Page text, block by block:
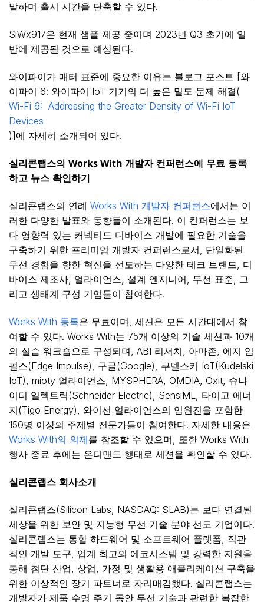
발하며 출시 시간을 단축할 수 있다.
SiWx917은 현재 샘플 제공 중이며 2023년 Q3 초기에 일
반에 제공될 것으로 예상된다.
와이파이가 매터 표준에 중요한 이유는 블로그 포스트 [와
이파이 6: 와이파이 IoT 기기의 더 높은 밀도 문제 해결(
Wi-Fi 6: Addressing the Greater Density of Wi-Fi IoT
Devices
)]에 자세히 소개되어 있다.
실리콘랩스의 Works With 개발자 컨퍼런스에 무료 등록
하고 뉴스 확인하기
실리콘랩스의 연례 Works With 개발자 컨퍼런스에서는 이
러한 다양한 발표와 동향들이 소개된다. 이 컨퍼런스는 보
다 영향력 있는 커넥티드 디바이스 개발에 필요한 기술을
구축하기 위한 프리미엄 개발자 컨퍼런스로서, 단일화된
무선 경험을 향한 혁신을 선도하는 다양한 테크 브랜드, 디
바이스 제조사, 얼라이언스, 설계 엔지니어, 무선 표준, 그
리고 생태계 구성 기업들이 참여한다.
Works With 등록은 무료이며, 세션은 모든 시간대에서 참
여할 수 있다. Works With는 75개 이상의 기술 세션과 10개
의 실습 워크숍으로 구성되며, ABI 리서치, 아마존, 에지 임
펄스(Edge Impulse), 구글(Google), 쿠델스키 IoT(Kudelski
IoT), mioty 얼라이언스, MYSPHERA, OMDIA, Oxit, 슈나
이더 일렉트릭(Schneider Electric), SensiML, 타이고 에너
지(Tigo Energy), 와이선 얼라이언스의 임원진을 포함한
150명 이상의 주제별 전문가들이 참여한다. 자세한 내용은
Works With의 의제를 참조할 수 있으며, 또한 Works With
행사 종료 후에는 온디맨드 행태로 세션을 확인할 수 있다.
실리콘랩스 회사소개
실리콘랩스(Silicon Labs, NASDAQ: SLAB)는 보다 연결된
세상을 위한 보안 및 지능형 무선 기술 분야 선도 기업이다.
실리콘랩스는 통합 하드웨어 및 소프트웨어 플랫폼, 직관
적인 개발 도구, 업계 최고의 에코시스템 및 강력한 지원을
통해 첨단 산업, 상업, 가정 및 생활용 애플리케이션 구축을
위한 이상적인 장기 파트너로 자리매김했다. 실리콘랩스는
개발자가 제품 수명 주기 동안 무선 기술과 관련한 복잡한